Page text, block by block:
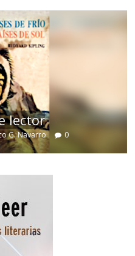
lector
G. Navarro 0